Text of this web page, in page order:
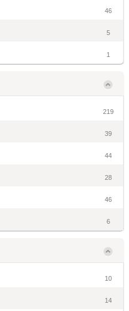
46
5
1
219
39
44
28
46
6
10
14